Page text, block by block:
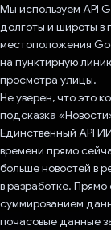
Мы используем API
долготы и широты в
местоположения
на пунктирную
просмотра улицы.
Не уверен, что это
подсказка
Единственный API
времени прямо
больше новостей в
в разработке.
суммированием
почасовые данные